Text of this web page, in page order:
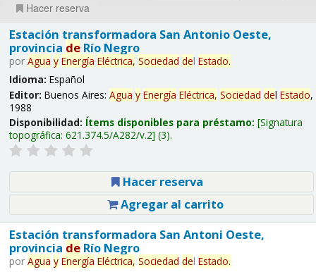
Hacer reserva
Estación transformadora San Antonio Oeste,
provincia deRío Negro
por Agua y Energía Eléctrica, Sociedad del Estado.
Idioma: Español
Editor: Buenos Aires: Agua y Energía Eléctrica, Sociedad del Estado,
1988
Disponibilidad: Ítems disponibles para préstamo: Signatura
topográfica: 621.374.5/A282/v.2 (3).
Hacer reserva
Agregar al carrito
Estación transformadora San Antoni Oeste,
provincia deRío Negro
por Agua y Energía Eléctrica, Sociedad del Estado.